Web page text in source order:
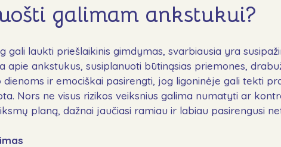
galimam ankstukui?
gali laukti priešlaikinis gimdymas, svarbiausia yra
apie ankstukus, susiplanuoti būtinąsias priemones,
ir emociškai pasirengti, jog ligoninėje gali tekti
Nors ne visus rizikos veiksnius galima numatyti ar
planą, dažnai jaučiasi ramiau ir labiau pasirengusi